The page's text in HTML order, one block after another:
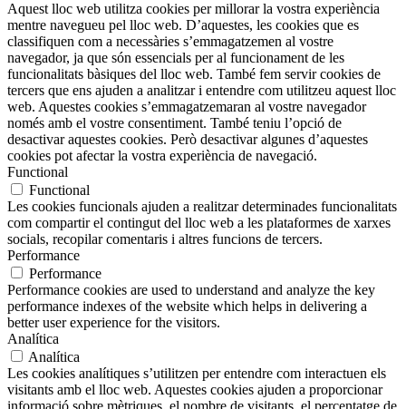
Aquest lloc web utilitza cookies per millorar la vostra experiència
mentre navegueu pel lloc web. D’aquestes, les cookies que es
classifiquen com a necessàries s’emmagatzemen al vostre
navegador, ja que són essencials per al funcionament de les
funcionalitats bàsiques del lloc web. També fem servir cookies de
tercers que ens ajuden a analitzar i entendre com utilitzeu aquest lloc
web. Aquestes cookies s’emmagatzemaran al vostre navegador
només amb el vostre consentiment. També teniu l’opció de
desactivar aquestes cookies. Però desactivar algunes d’aquestes
cookies pot afectar la vostra experiència de navegació.
Functional
Functional
Les cookies funcionals ajuden a realitzar determinades funcionalitats
com compartir el contingut del lloc web a les plataformes de xarxes
socials, recopilar comentaris i altres funcions de tercers.
Performance
Performance
Performance cookies are used to understand and analyze the key
performance indexes of the website which helps in delivering a
better user experience for the visitors.
Analítica
Analítica
Les cookies analítiques s’utilitzen per entendre com interactuen els
visitants amb el lloc web. Aquestes cookies ajuden a proporcionar
informació sobre mètriques, el nombre de visitants, el percentatge de